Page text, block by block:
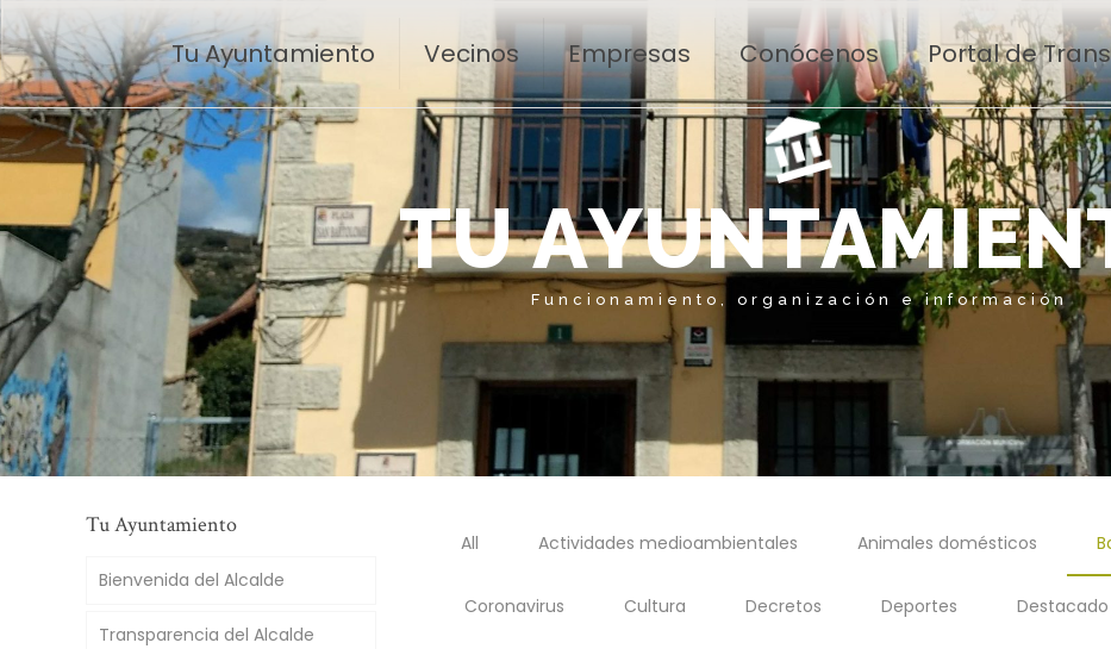
Tu Ayuntamiento Vecinos Empresas Conócenos Portal de
TUAYUNTAMIEN
Funcionamiento, organización e información
All Actividades medioambientales Animales domésticos
Coronavirus Cultura Decretos Deportes Destacado
Tu Ayuntamiento
Bienvenida del Alcalde
Transparencia del Alcalde